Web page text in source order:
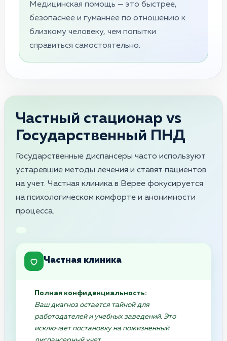
Медицинская помощь — это быстрее,
безопаснее и гуманнее по отношению к
близкому человеку, чем попытки
справиться самостоятельно.
Частный стационар vs
Государственный ПНД
Государственные диспансеры часто используют
устаревшие методы лечения и ставят пациентов
на учет. Частная клиника в Верее фокусируется
на психологическом комфорте и анонимности
процесса.
Частная клиника
Полная конфиденциальность:
Ваш диагноз остается тайной для
работодателей и учебных заведений. Это
исключает постановку на пожизненный